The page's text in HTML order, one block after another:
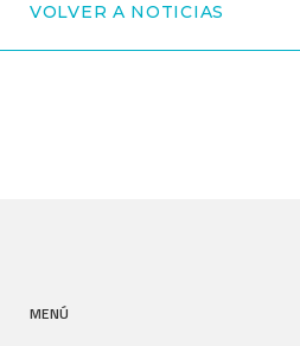
VOLVER A NOTICIAS
MENÚ